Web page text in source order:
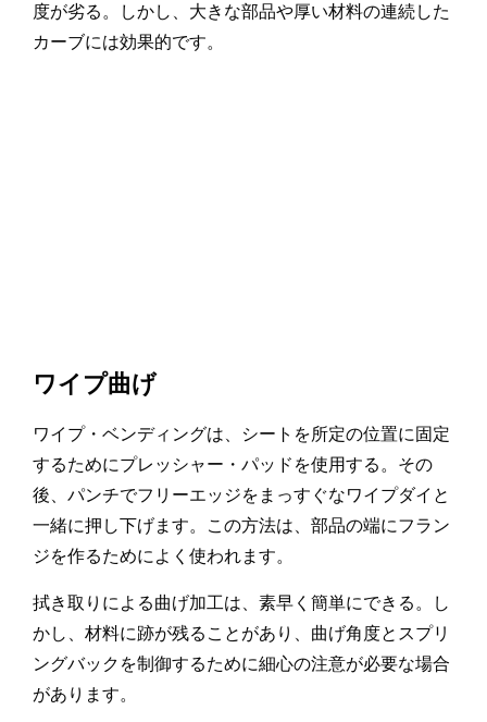
度が劣る。しかし、大きな部品や厚い材料の連続した
カーブには効果的です。
ワイプ曲げ
ワイプ・ベンディングは、シートを所定の位置に固定
するためにプレッシャー・パッドを使用する。その
後、パンチでフリーエッジをまっすぐなワイプダイと
一緒に押し下げます。この方法は、部品の端にフラン
ジを作るためによく使われます。
拭き取りによる曲げ加工は、素早く簡単にできる。し
かし、材料に跡が残ることがあり、曲げ角度とスプリ
ングバックを制御するために細心の注意が必要な場合
があります。